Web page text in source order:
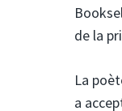
de la
La
a